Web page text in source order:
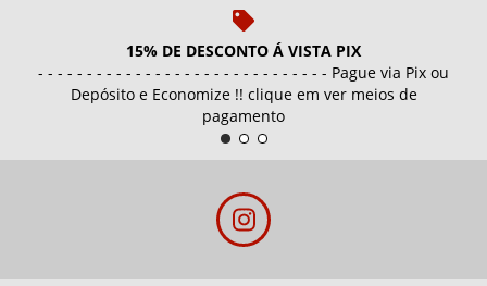
15% DE DESCONTO Á VISTA PIX
- - - - - - - - - - - - - - - - - - - - - - - - - - - - - - Pague via Pix ou
Depósito e Economize !! clique em ver meios de
pagamento